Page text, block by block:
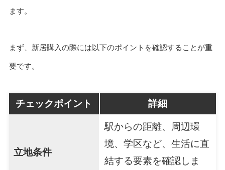
ます。
まず、新居購入の際には以下のポイントを確認することが重
要です。
チェックポイント 詳細
立地条件
駅からの距離、周辺環
境、学区など、生活に直
結する要素を確認しま